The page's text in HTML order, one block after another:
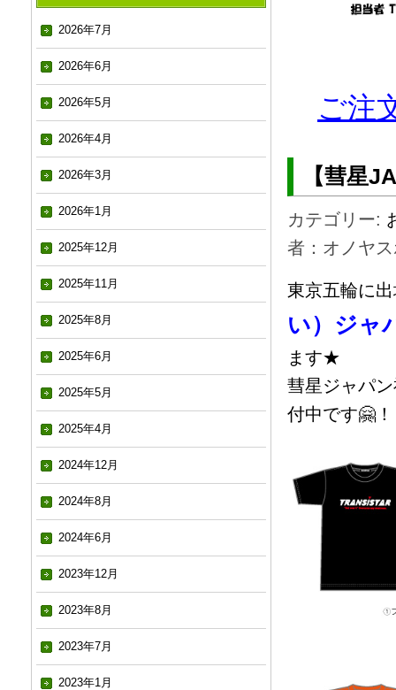
2026年7月
2026年6月
2026年5月
2026年4月
2026年3月
2026年1月
2025年12月
2025年11月
2025年8月
2025年6月
2025年5月
2025年4月
2024年12月
2024年8月
2024年6月
2023年12月
2023年8月
2023年7月
2023年1月
ご注
【彗星
カテゴリー:
者：オノヤ
東京五輪に
い）ジャ
ます★
彗星ジャパ
付中です🤗